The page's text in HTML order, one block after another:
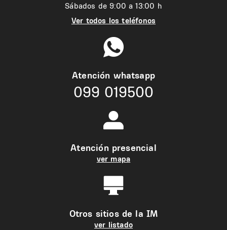
Sábados de 9:00 a 13:00 h
Ver todos los teléfonos
Atención whatsapp
099 019500
Atención presencial
ver mapa
Otros sitios de la IM
ver listado